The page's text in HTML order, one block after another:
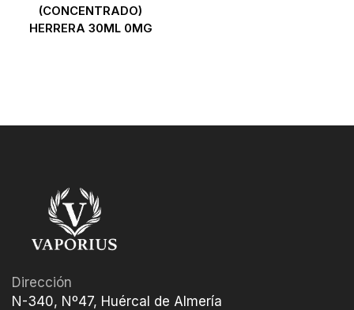
(CONCENTRADO)
HERRERA 30ML 0MG
Dirección
N-340, Nº47, Huércal de Almería